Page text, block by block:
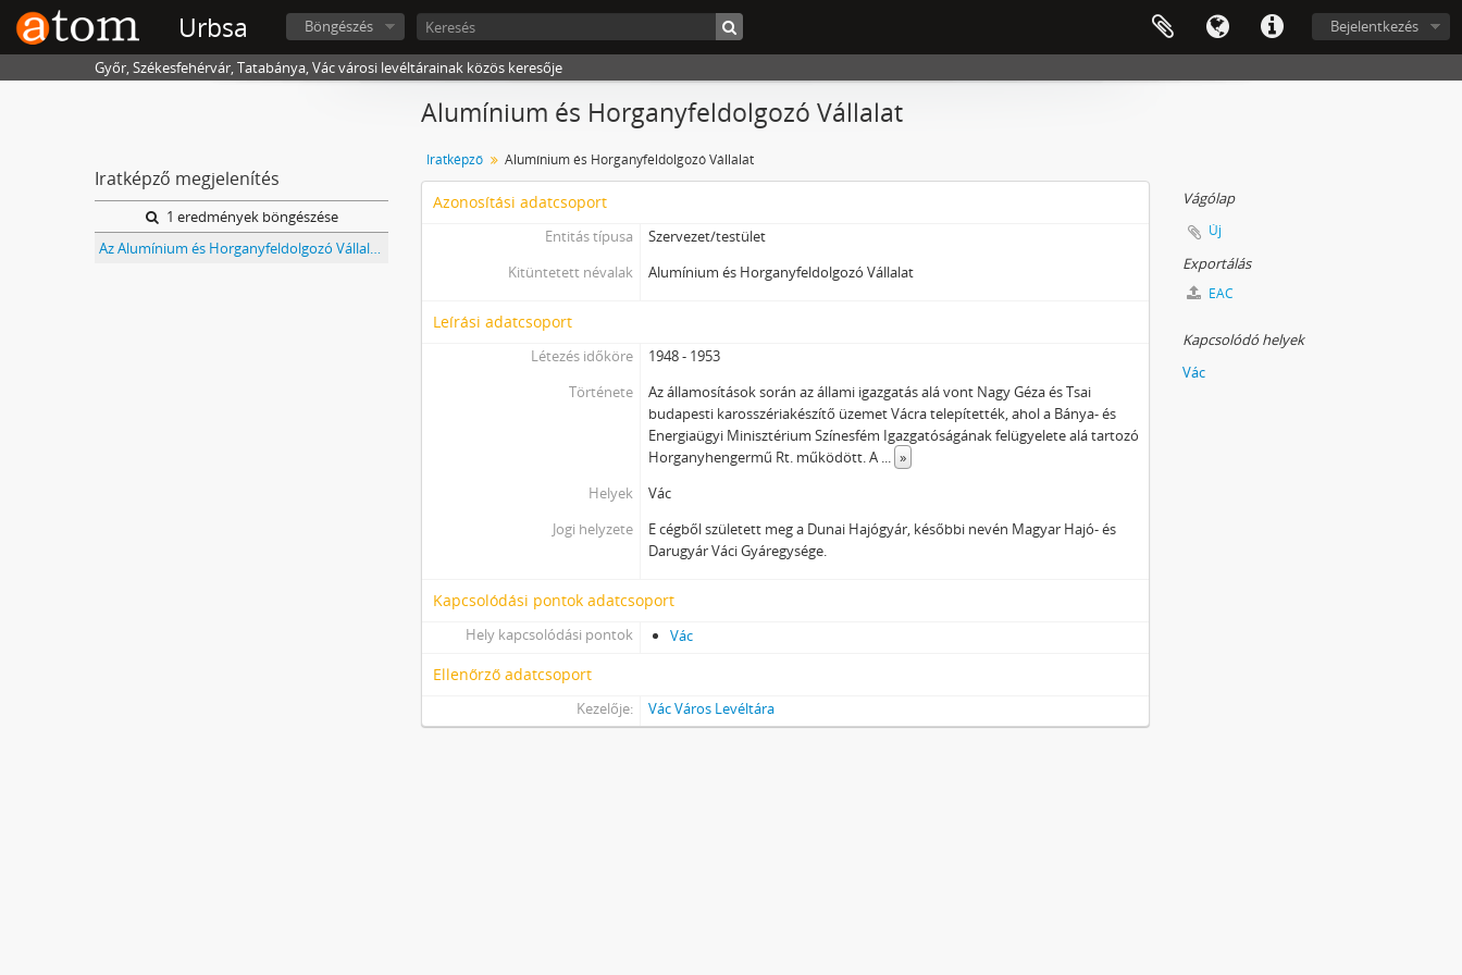
Urbsa Bejelentkezés
Böngészés
Győr, Székesfehérvár, Tatabánya, Vác városi levéltárainak közös keresője
Iratképző megjelenítés
1 eredmények böngészése
Az Alumínium és Horganyfeldolgozó Vállalat, Vác iratai
Alumínium és Horganyfeldolgozó Vállalat
Iratképző Alumínium és Horganyfeldolgozó Vállalat
Azonosítási adatcsoport
Entitás típusa
Szervezet/testület
Kitüntetett névalak
Alumínium és Horganyfeldolgozó Vállalat
Leírási adatcsoport
Létezés időköre
1948 - 1953
Története
Az államosítások során az állami igazgatás alá vont Nagy Géza és Tsai
budapesti karosszériakészítő üzemet Vácra telepítették, ahol a Bánya- és
Energiaügyi Minisztérium Színesfém Igazgatóságának felügyelete alá tartozó
Horganyhengermű Rt. működött. A ... »
Helyek
Vác
Jogi helyzete
E cégből született meg a Dunai Hajógyár, későbbi nevén Magyar Hajó- és
Darugyár Váci Gyáregysége.
Kapcsolódási pontok adatcsoport
Hely kapcsolódási pontok Vác
Ellenőrző adatcsoport
Kezelője: Vác Város Levéltára
Vágólap
Új
Exportálás
EAC
Kapcsolódó helyek
Vác